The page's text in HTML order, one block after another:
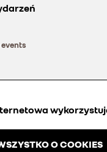
events
O COOKIES